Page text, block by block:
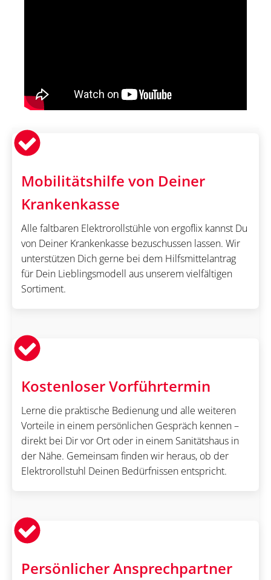
Mobilitätshilfe von Deiner
Krankenkasse
Alle faltbaren Elektrorollstühle von ergoflix kannst Du
von Deiner Krankenkasse bezuschussen lassen. Wir
unterstützen Dich gerne bei dem Hilfsmittelantrag
für Dein Lieblingsmodell aus unserem vielfältigen
Sortiment.
Kostenloser Vorführtermin
Lerne die praktische Bedienung und alle weiteren
Vorteile in einem persönlichen Gespräch kennen –
direkt bei Dir vor Ort oder in einem Sanitätshaus in
der Nähe. Gemeinsam finden wir heraus, ob der
Elektrorollstuhl Deinen Bedürfnissen entspricht.
Persönlicher Ansprechpartner